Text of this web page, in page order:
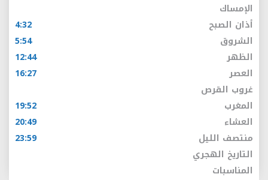
الإمساك
أذان الصبح
4:32
الشروق
5:54
الظهر
12:44
العصر
16:27
غروب القرص
المغرب
19:52
العشاء
20:49
منتصف الليل
23:59
التاريخ الهجري
المناسبات